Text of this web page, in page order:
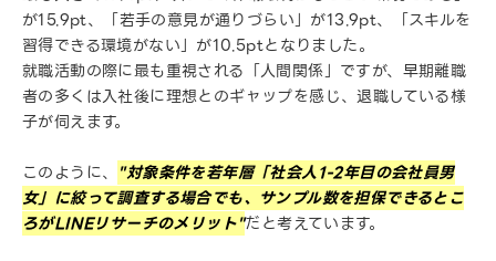
が15.9pt、「若手の意見が通りづらい」が13.9pt、「スキルを
習得できる環境がない」が10.5ptとなりました。
就職活動の際に最も重視される「人間関係」ですが、早期離職
者の多くは入社後に理想とのギャップを感じ、退職している様
子が伺えます。
このように、 "対象条件を若年層「社会人1-2年目の会社員男
女」に絞って調査する場合でも、サンプル数を担保できるとこ
ろがLINEリサーチのメリット"だと考えています。